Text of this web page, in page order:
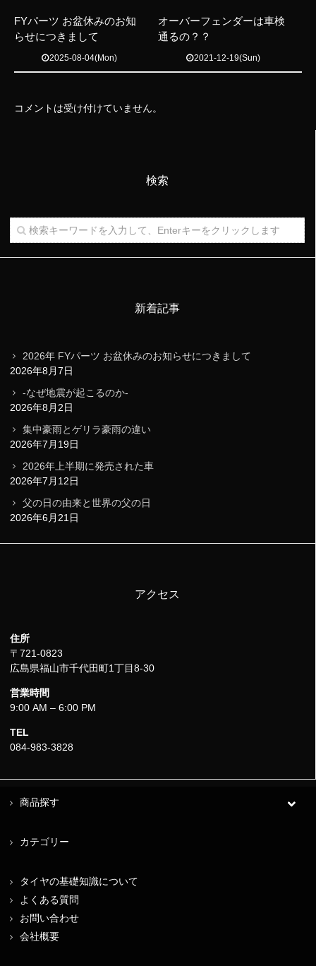
FYパーツ お盆休みのお知
らせにつきまして
2025-08-04(Mon)
オーバーフェンダーは車検
通るの？？
2021-12-19(Sun)
コメントは受け付けていません。
検索
新着記事
2026年 FYパーツ お盆休みのお知らせにつきまして
2026年8月7日
-なぜ地震が起こるのか-
2026年8月2日
集中豪雨とゲリラ豪雨の違い
2026年7月19日
2026年上半期に発売された車
2026年7月12日
父の日の由来と世界の父の日
2026年6月21日
アクセス
住所
〒721-0823
広島県福山市千代田町1丁目8-30
営業時間
9:00 AM – 6:00 PM
TEL
084-983-3828
商品探す
カテゴリー
タイヤの基礎知識について
よくある質問
お問い合わせ
会社概要